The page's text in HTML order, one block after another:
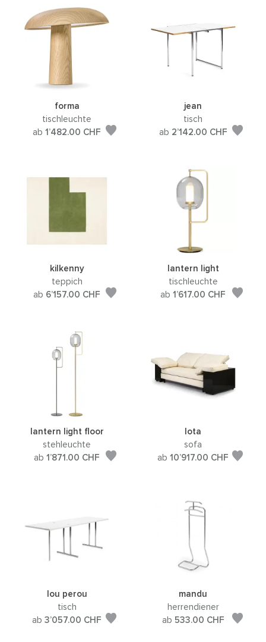
forma
tischleuchte
ab 1’482.00 CHF
jean
tisch
ab 2’142.00 CHF
kilkenny
teppich
ab 6’157.00 CHF
lantern light
tischleuchte
ab1’617.00 CHF
lantern light floor
stehleuchte
ab 1’871.00 CHF
lota
sofa
ab10’917.00 CHF
lou perou
tisch
ab 3’057.00 CHF
mandu
herrendiener
ab 533.00 CHF